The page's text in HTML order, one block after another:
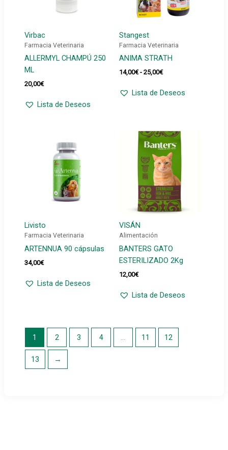
Virbac
Farmacia Veterinaria
ALLERMYL CHAMPÚ 250
ML
20,00€
Lista de Deseos
Stangest
Farmacia Veterinaria
ANIMA STRATH
14,00€ - 25,00€Rango
precios:
desde
Lista de Deseos
Livisto
Farmacia Veterinaria
ARTENNUA 90 cápsulas
34,00€
Lista de Deseos
VISÁN
Alimentación
BANTERS GATO
ESTERILIZADO 2Kg
12,00€
Lista de Deseos
1 2 3 4 … 11 12
13 →